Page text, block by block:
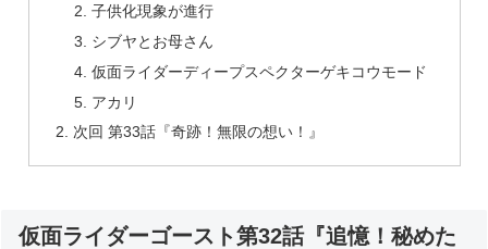
子供化現象が進行
シブヤとお母さん
仮面ライダーディープスペクターゲキコウモード
アカリ
次回 第33話『奇跡！無限の想い！』
仮面ライダーゴースト第32話『追憶！秘めた